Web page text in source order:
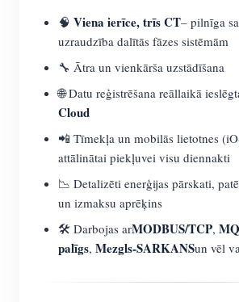
🧠 Viena ierīce, trīs CT– pilnīga
uzraudzība dalītās fāzes sistēmām
🔧 Ātra un vienkārša uzstādīšana
🌐 Datu reģistrēšana reāllaikā
Cloud
📲 Tīmekļa un mobilās lietotnes
attālinātai piekļuvei visu diennakti
📉 Detalizēti enerģijas pārskati,
un izmaksu aprēķins
🛠️ Darbojas arMODBUS/TCP,
palīgs, Mezgls-SARKANSun vēl